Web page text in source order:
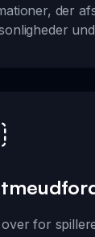
der
over for